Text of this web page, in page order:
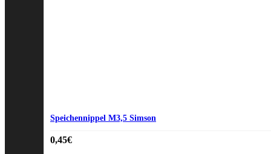
Speichennippel M3,5 Simson
0,45€